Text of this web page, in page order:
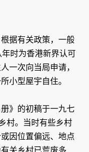
据有关政策，一般
时为香港新界认可
一次向当局申请，
小型屋宇自住。
》的初稿于一九七
村。当时有些乡村
因位置偏远、地点